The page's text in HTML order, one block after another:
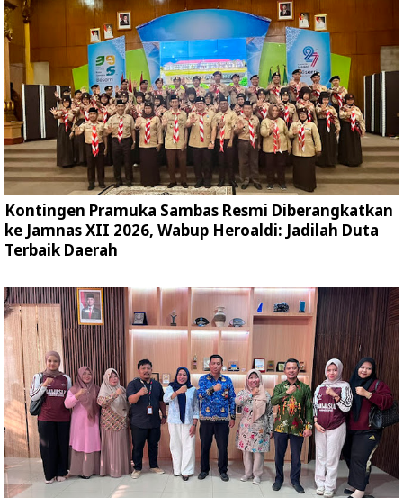
Kontingen Pramuka Sambas Resmi Diberangkatkan
ke Jamnas XII 2026, Wabup Heroaldi: Jadilah Duta
Terbaik Daerah